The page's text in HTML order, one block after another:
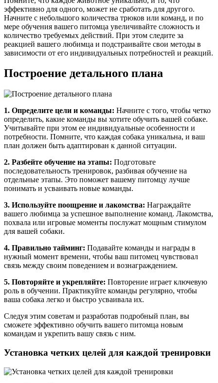
эффективно для одного, может не сработать для другого.
Начните с небольшого количества трюков или команд, и по
мере обучения вашего питомца увеличивайте сложность и
количество требуемых действий. При этом следите за
реакцией вашего любимца и подстраивайте свои методы в
зависимости от его индивидуальных потребностей и реакций.
Построение детального плана
1. Определите цели и команды: Начните с того, чтобы четко
определить, какие команды вы хотите обучить вашей собаке.
Учитывайте при этом ее индивидуальные особенности и
потребности. Помните, что каждая собака уникальна, и ваш
план должен быть адаптирован к данной ситуации.
2. Разбейте обучение на этапы: Подготовьте
последовательность тренировок, разбивая обучение на
отдельные этапы. Это поможет вашему питомцу лучше
понимать и усваивать новые команды.
3. Используйте поощрение и лакомства: Награждайте
вашего любимца за успешное выполнение команд. Лакомства,
похвала или игровые моменты послужат мощным стимулом
для вашей собаки.
4. Правильно тайминг: Подавайте команды и награды в
нужный момент времени, чтобы ваш питомец чувствовал
связь между своим поведением и вознаграждением.
5. Повторяйте и укрепляйте: Повторение играет ключевую
роль в обучении. Практикуйте команды регулярно, чтобы
ваша собака легко и быстро усваивала их.
Следуя этим советам и разработав подробный план, вы
сможете эффективно обучить вашего питомца новым
командам и укрепить вашу связь с ним.
Установка четких целей для каждой тренировки